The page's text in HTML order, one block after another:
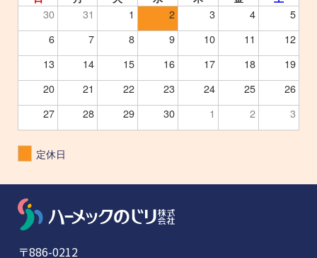
30 31 1 2 3 4
5
6
7 8 9 10 11
12
13
14 15 16 17 18
19
20
21 22 23 24 25
26
27
28 29 30 1 2 3
定休日
〒886-0212